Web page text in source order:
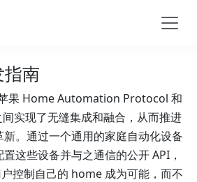
南
果 Home Automation Protocol 和
实现了无缝集成和融合，从而推进
。通过一个通用的家庭自动化设备
这些设备并与之通信的公开 API，
控制自己的 home 成为可能，而不